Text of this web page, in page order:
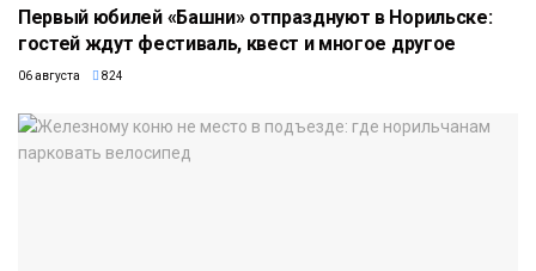
Первый юбилей «Башни» отпразднуют в Норильске:
гостей ждут фестиваль, квест и многое другое
06 августа 824